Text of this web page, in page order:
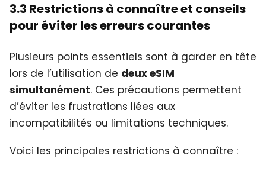
3.3 Restrictions à connaître et conseils
pour éviter les erreurs courantes
Plusieurs points essentiels sont à garder en tête
lors de l’utilisation de deux eSIM
simultanément. Ces précautions permettent
d’éviter les frustrations liées aux
incompatibilités ou limitations techniques.
Voici les principales restrictions à connaître :